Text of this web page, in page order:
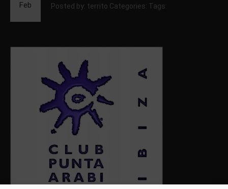
Posted by: territo Categories: Tags:
Feb